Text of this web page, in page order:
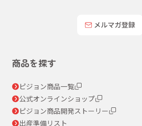
メルマガ登録
商品を探す
ピジョン商品一覧
公式オンラインショップ
ピジョン商品開発ストーリー
出産準備リスト